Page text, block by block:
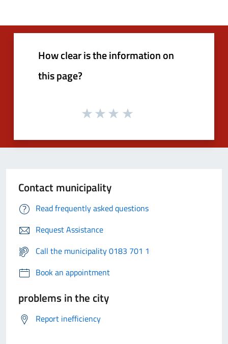
How clear is the information on
this page?
Contact municipality
Read frequently asked questions
Request Assistance
Call the municipality 0183 701 1
Book an appointment
problems in the city
Report inefficiency